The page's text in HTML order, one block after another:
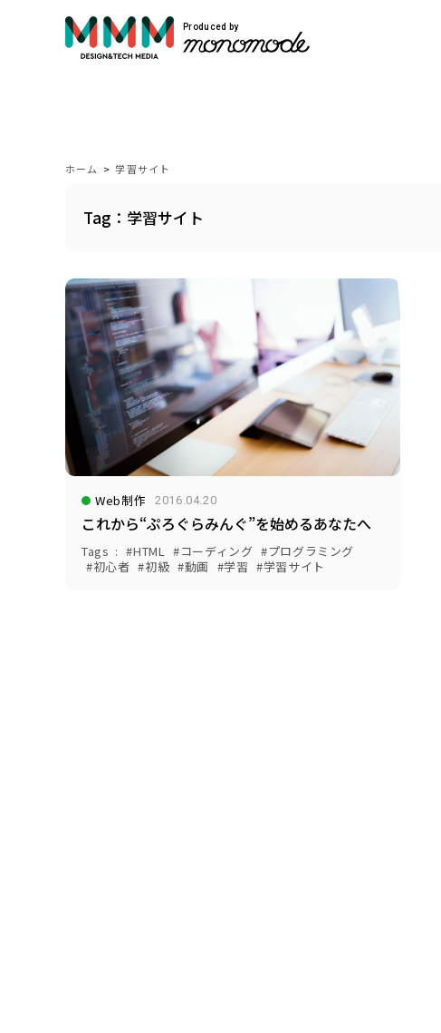
Produced by
Service
自社開発のプロダクトを展開しています。
VIEW MORE
ホーム > 学習サイト
Tag：学習サイト
Web制作 2016.04.20
これから“ぷろぐらみんぐ”を始めるあなたへ
Tags HTML コーディング
プログラミング
初心者
初級 動画 学習 学習サイト